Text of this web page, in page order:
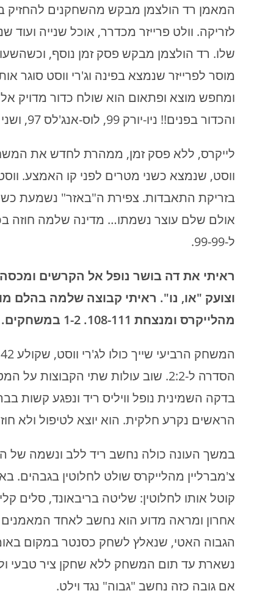
לזריקה. וולט פרייזר מכדרר, אוכל שנייה
שלו. רד הולצמן מבקש פסק זמן נוסף,
מוסר לפרייזר שנמצא בפינה וג'רי ווסט סוגר
ומחפש מוצא ופתאום הוא שולח כדור מדויק
והכדור בפנים!! ניו-יורק 99, לוס-אנג'לס 97, ושני טיקים נותרו על השעון.
לייקרס, ללא פסק זמן, ממהרת לחדש את
ווסט, שנמצא כשני מטרים לפני קו האמצע.
בזריקת התאבדות. צפירת ה"באזר" נשמעת
אולם שלם עוצר נשמתו… מדינה שלמה חוזה
ל-99-99.
ראיתי את דה בושר נופל אל הקרשים ומכסה
וצועק "או, נו". ראיתי קבוצה שלמה בהלם
מהלייקרס ומנצחת 108-111. 1-2 במשחקים.
הסדרה ל-2:2. שוב עולות שתי
בדקה השמינית נופל וויליס ריד ונפגע
הראשים נקרע חלקית. הוא יוצא לטיפול ולא
במשך העונה כולה נחשב ריד ללב ונשמה של
צ'מברליין מהלייקרס שולט לחלוטין בגבהים.
קוטל אותו לחלוטין: שליטה בריבאונד, סלים
אחרון ומראה מדוע הוא נחשב לאחד
הגבוה האטי, שנאלץ לשחק כסנטר במקום
אם גובה כזה נחשב "גבוה" נגד וילט.